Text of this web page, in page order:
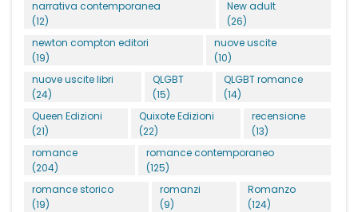
narrativa contemporanea
(12)
New adult
(26)
newton compton editori
(19)
nuove uscite
(10)
nuove uscite libri
(24)
QLGBT
(15)
QLGBT romance
(14)
Queen Edizioni
(21)
Quixote Edizioni
(22)
recensione
(13)
romance
(204)
romance contemporaneo
(125)
romance storico
(19)
romanzi
(9)
Romanzo
(124)